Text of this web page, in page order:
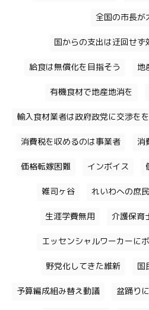
全国の市長が
国からの支出は迂回せ
給食は無償化を目指そう 地
有機食材で地産地消を
輸入食材業者は政府政党に交渉をを
消費税を収めるのは事業者 消
価格転嫁困難 インボイス
雑司ヶ谷 れいわへの庶
生涯学費無用 介護保育
エッセンシャルワーカーに
野党化してきた維新 国
予算編成組み替え動議 盆踊り